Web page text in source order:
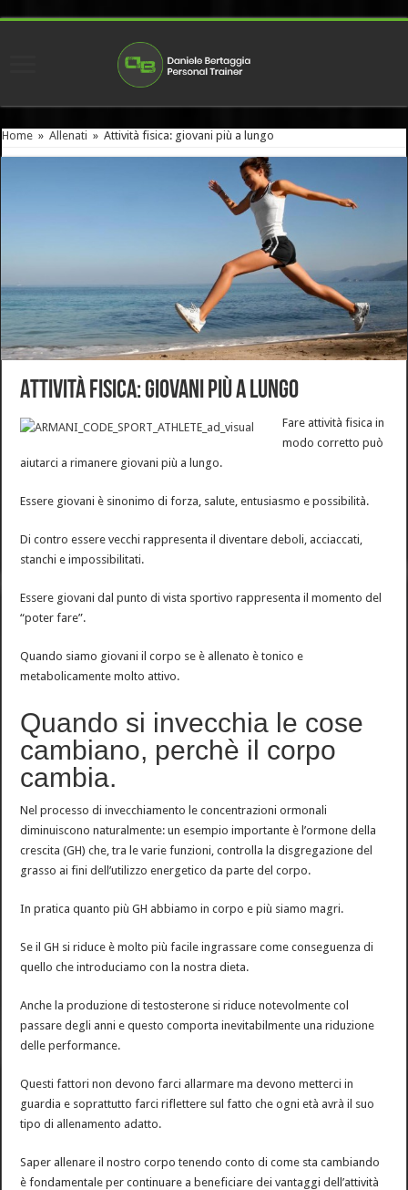
Home » Allenati » Attività fisica: giovani più a lungo
Attività fisica: giovani più a lungo
Fare attività fisica in
modo corretto può
aiutarci a rimanere giovani più a lungo.
Essere giovani è sinonimo di forza, salute, entusiasmo e possibilità.
Di contro essere vecchi rappresenta il diventare deboli, acciaccati,
stanchi e impossibilitati.
Essere giovani dal punto di vista sportivo rappresenta il momento del
“poter fare”.
Quando siamo giovani il corpo se è allenato è tonico e
metabolicamente molto attivo.
Quando si invecchia le cose
cambiano, perchè il corpo
cambia.
Nel processo di invecchiamento le concentrazioni ormonali
diminuiscono naturalmente: un esempio importante è l’ormone della
crescita (GH) che, tra le varie funzioni, controlla la disgregazione del
grasso ai fini dell’utilizzo energetico da parte del corpo.
In pratica quanto più GH abbiamo in corpo e più siamo magri.
Se il GH si riduce è molto più facile ingrassare come conseguenza di
quello che introduciamo con la nostra dieta.
Anche la produzione di testosterone si riduce notevolmente col
passare degli anni e questo comporta inevitabilmente una riduzione
delle performance.
Questi fattori non devono farci allarmare ma devono metterci in
guardia e soprattutto farci riflettere sul fatto che ogni età avrà il suo
tipo di allenamento adatto.
Saper allenare il nostro corpo tenendo conto di come sta cambiando
è fondamentale per continuare a beneficiare dei vantaggi dell’attività